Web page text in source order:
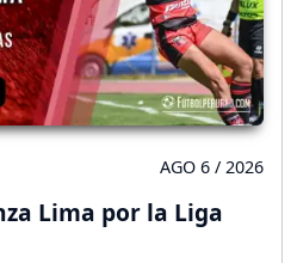
AGO 6 / 2026
Lima por la Liga